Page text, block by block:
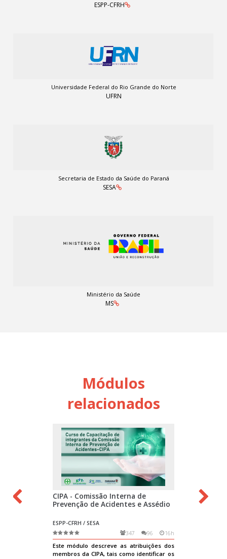
ESPP-CFRH
Universidade Federal do Rio Grande do Norte
UFRN
Secretaria de Estado da Saúde do Paraná
SESA
Ministério da Saúde
MS
Módulos
relacionados